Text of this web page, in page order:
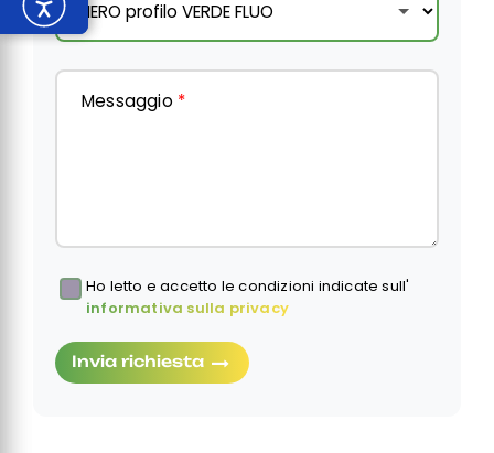
Messaggio *
Obbligatorio
Ho letto e accetto le condizioni indicate sull'
informativa sulla privacy
Invia richiesta